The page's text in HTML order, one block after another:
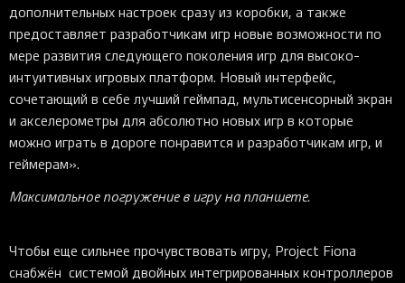
дополнительных настроек сразу из коробки, а также
предоставляет разработчикам игр новые возможности по
мере развития следующего поколения игр для высоко-
интуитивных игровых платформ. Новый интерфейс,
сочетающий в себе лучший геймпад, мультисенсорный экран
и акселерометры для абсолютно новых игр в которые
можно играть в дороге понравится и разработчикам игр, и
геймерам».
Максимальное погружение в игру на планшете.
Чтобы еще сильнее прочувствовать игру, Project Fiona
снабжён системой двойных интегрированных контроллеров